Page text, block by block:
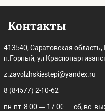
Контакты
413540, Саратовская
п.Горный, ул
z.zavolzhskiestepi@yandex.ru
8 (84577) 2-10-62
пн-пт: 8:00 — 17:00 сб, вс: